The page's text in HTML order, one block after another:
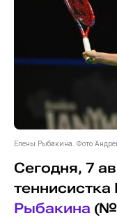
Елены Рыбакина. Фото
Сегодня, 7
теннисистка
Рыбакина